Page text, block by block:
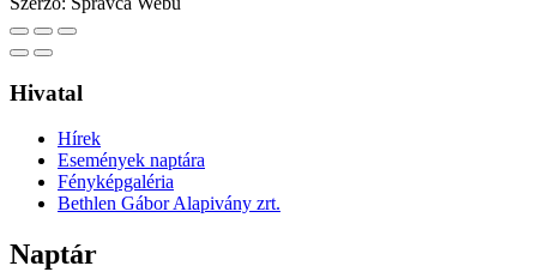
Hivatal
Hírek
Események naptára
Fényképgaléria
Bethlen Gábor Alapivány zrt.
Naptár